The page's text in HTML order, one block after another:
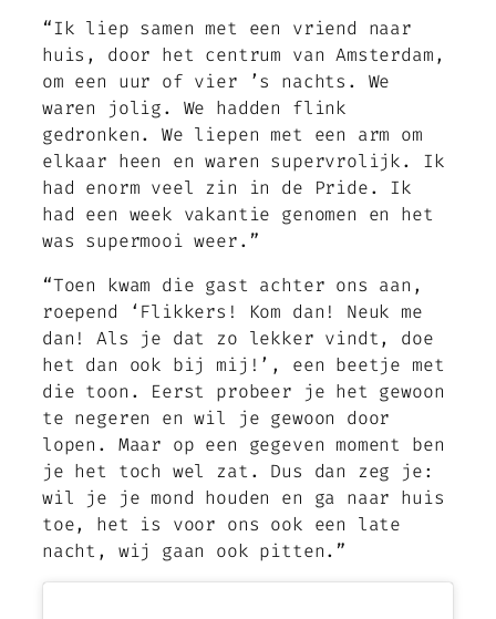
“Ik liep samen met een vriend naar
huis, door het centrum van Amsterdam,
om een uur of vier ’s nachts. We
waren jolig. We hadden flink
gedronken. We liepen met een arm om
elkaar heen en waren supervrolijk. Ik
had enorm veel zin in de Pride. Ik
had een week vakantie genomen en het
was supermooi weer.”
“Toen kwam die gast achter ons aan,
roepend ‘Flikkers! Kom dan! Neuk me
dan! Als je dat zo lekker vindt, doe
het dan ook bij mij!’, een beetje met
die toon. Eerst probeer je het gewoon
te negeren en wil je gewoon door
lopen. Maar op een gegeven moment ben
je het toch wel zat. Dus dan zeg je:
wil je je mond houden en ga naar huis
toe, het is voor ons ook een late
nacht, wij gaan ook pitten.”